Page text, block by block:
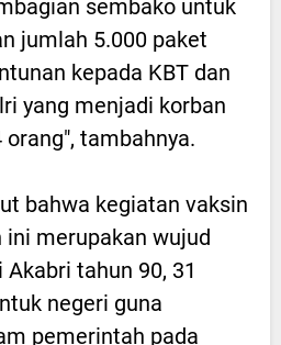
sembako untuk
jumlah 5.000 paket
kepada KBT dan
yang menjadi korban
tambahnya.
bahwa kegiatan vaksin
ini merupakan wujud
tahun 90, 31
negeri guna
pemerintah pada